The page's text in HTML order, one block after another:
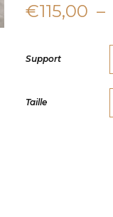
€115,00 –
Support
Taille